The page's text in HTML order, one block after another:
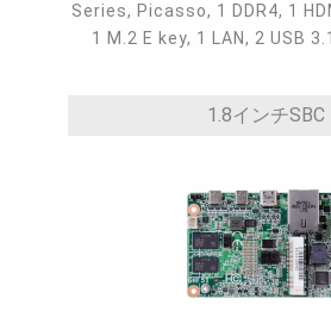
Series, Picasso, 1 DDR4, 1
1 M.2 E key, 1 LAN, 2 USB
1.8インチSBC